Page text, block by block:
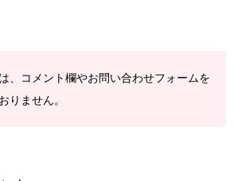
、コメント欄やお問い合わせフォームを
りません。